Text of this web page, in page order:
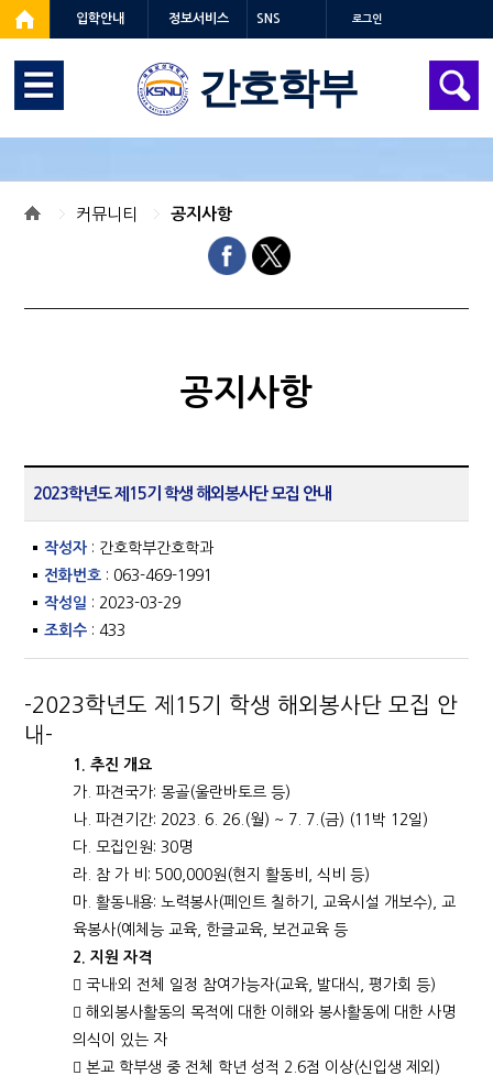
입학안내 정보서비스 SNS 로그인
간호학부
커뮤니티 공지사항
공지사항
2023학년도 제15기 학생 해외봉사단 모집 안내
작성자 : 간호학부간호학과
전화번호 : 063-469-1991
작성일 : 2023-03-29
조회수 : 433
-2023학년도 제15기 학생 해외봉사단 모집 안
내-
1. 추진 개요
가. 파견국가: 몽골(울란바토르 등)
나. 파견기간: 2023. 6. 26.(월) ~ 7. 7.(금) (11박 12일)
다. 모집인원: 30명
라. 참 가 비: 500,000원(현지 활동비, 식비 등)
마. 활동내용: 노력봉사(페인트 칠하기, 교육시설 개보수), 교
육봉사(예체능 교육, 한글교육, 보건교육 등
2. 지원 자격
 국내·외 전체 일정 참여가능자(교육, 발대식, 평가회 등)
 해외봉사활동의 목적에 대한 이해와 봉사활동에 대한 사명
의식이 있는 자
 본교 학부생 중 전체 학년 성적 2.6점 이상(신입생 제외)